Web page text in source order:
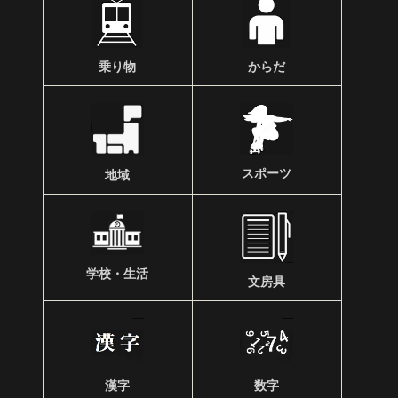
乗り物 からだ
地域 スポーツ
学校・生活
文房具
漢字 数字